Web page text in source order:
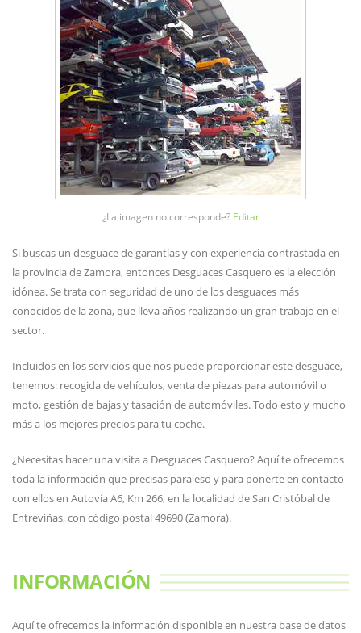
¿La imagen no corresponde? Editar
Si buscas un desguace de garantías y con experiencia contrastada en
la provincia de Zamora, entonces Desguaces Casquero es la elección
idónea. Se trata con seguridad de uno de los desguaces más
conocidos de la zona, que lleva años realizando un gran trabajo en el
sector.
Incluidos en los servicios que nos puede proporcionar este desguace,
tenemos: recogida de vehículos, venta de piezas para automóvil o
moto, gestión de bajas y tasación de automóviles. Todo esto y mucho
más a los mejores precios para tu coche.
¿Necesitas hacer una visita a Desguaces Casquero? Aquí te ofrecemos
toda la información que precisas para eso y para ponerte en contacto
con ellos en Autovía A6, Km 266, en la localidad de San Cristóbal de
Entreviñas, con código postal 49690 (Zamora).
INFORMACIÓN
Aquí te ofrecemos la información disponible en nuestra base de datos